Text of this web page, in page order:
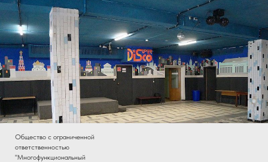
Общество с ограниченной
ответственностью
"Многофункциональный